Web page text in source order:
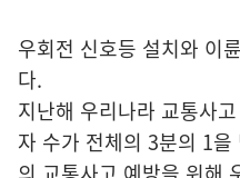
우회전 신호등 설치와 이
다.
지난해 우리나라 교통사
자 수가 전체의 3분의 1